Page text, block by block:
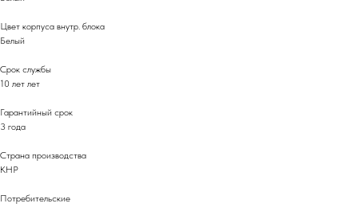
Цвет корпуса внутр. блока
Белый
Срок службы
10 лет лет
Гарантийный срок
3 года
Страна производства
КНР
Потребительские